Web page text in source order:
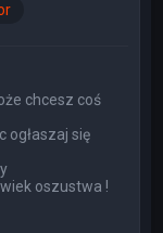
chcesz coś
ogłaszaj się
oszustwa !